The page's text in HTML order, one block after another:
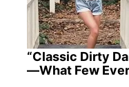
“Classic Dirty
—What Few